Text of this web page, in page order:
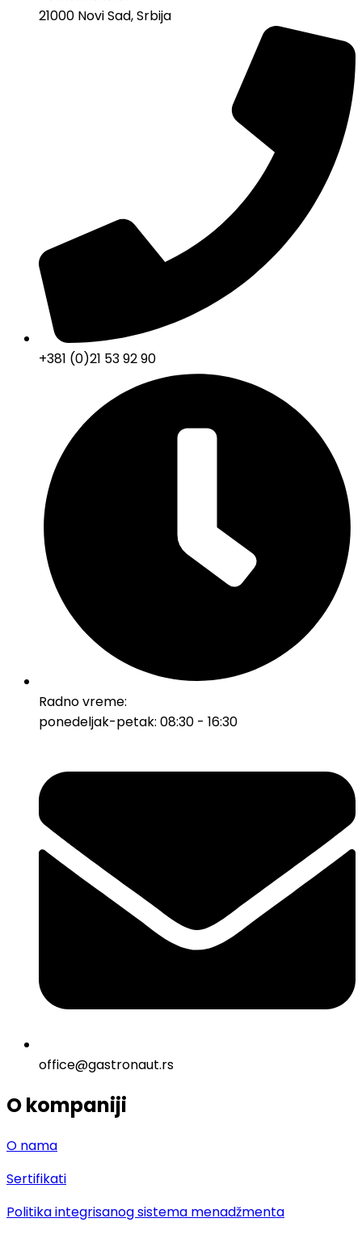
21000 Novi Sad, Srbija
+381 (0)21 53 92 90
Radno vreme:
ponedeljak-petak: 08:30 - 16:30
office@gastronaut.rs
O kompaniji
O nama
Sertifikati
Politika integrisanog sistema menadžmenta